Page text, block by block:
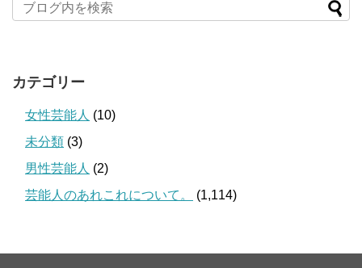
カテゴリー
女性芸能人 (10)
未分類 (3)
男性芸能人 (2)
芸能人のあれこれについて。
(1,114)